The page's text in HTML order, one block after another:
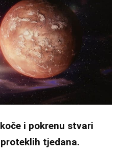
i pokrenu stvari
tjedana.